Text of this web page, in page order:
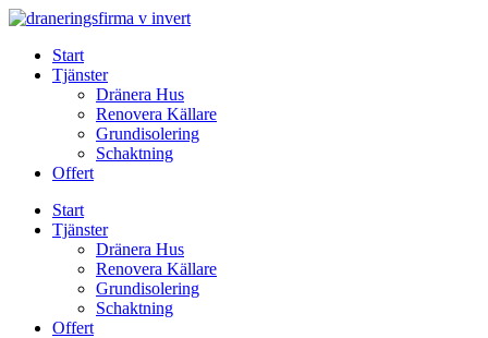
Skip
contentStart
Tjänster
Dränera Hus
Renovera Källare
Grundisolering
Schaktning
Offert
Start
Tjänster
Dränera Hus
Renovera Källare
Grundisolering
Schaktning
Offert